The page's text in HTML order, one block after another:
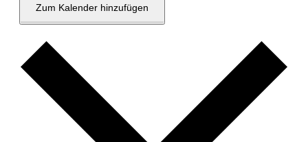
Zum Kalender hinzufügen